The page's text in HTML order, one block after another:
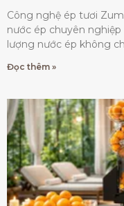
Công nghệ ép tươi
nước ép chuyên nghiệp
lượng nước ép không
Đọc thêm »